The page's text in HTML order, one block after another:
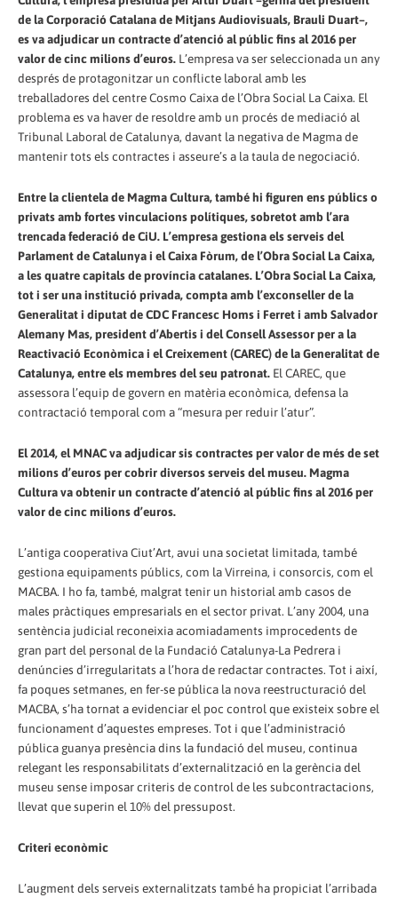
de la Corporació Catalana de Mitjans Audiovisuals, Brauli Duart–,
es va adjudicar un contracte d’atenció al públic fins al 2016 per
valor de cinc milions d’euros. L’empresa va ser seleccionada un any
després de protagonitzar un conflicte laboral amb les
treballadores del centre Cosmo Caixa de l’Obra Social La Caixa. El
problema es va haver de resoldre amb un procés de mediació al
Tribunal Laboral de Catalunya, davant la negativa de Magma de
mantenir tots els contractes i asseure’s a la taula de negociació.
Entre la clientela de Magma Cultura, també hi figuren ens públics o
privats amb fortes vinculacions polítiques, sobretot amb l’ara
trencada federació de CiU. L’empresa gestiona els serveis del
Parlament de Catalunya i el Caixa Fòrum, de l’Obra Social La Caixa,
a les quatre capitals de província catalanes. L’Obra Social La Caixa,
tot i ser una institució privada, compta amb l’exconseller de la
Generalitat i diputat de CDC Francesc Homs i Ferret i amb Salvador
Alemany Mas, president d’Abertis i del Consell Assessor per a la
Reactivació Econòmica i el Creixement (CAREC) de la Generalitat de
Catalunya, entre els membres del seu patronat. El CAREC, que
assessora l’equip de govern en matèria econòmica, defensa la
contractació temporal com a “mesura per reduir l’atur”.
El 2014, el MNAC va adjudicar sis contractes per valor de més de set
milions d’euros per cobrir diversos serveis del museu. Magma
Cultura va obtenir un contracte d’atenció al públic fins al 2016 per
valor de cinc milions d’euros.
L’antiga cooperativa Ciut’Art, avui una societat limitada, també
gestiona equipaments públics, com la Virreina, i consorcis, com el
MACBA. I ho fa, també, malgrat tenir un historial amb casos de
males pràctiques empresarials en el sector privat. L’any 2004, una
sentència judicial reconeixia acomiadaments improcedents de
gran part del personal de la Fundació Catalunya-La Pedrera i
denúncies d’irregularitats a l’hora de redactar contractes. Tot i així,
fa poques setmanes, en fer-se pública la nova reestructuració del
MACBA, s’ha tornat a evidenciar el poc control que existeix sobre el
funcionament d’aquestes empreses. Tot i que l’administració
pública guanya presència dins la fundació del museu, continua
relegant les responsabilitats d’externalització en la gerència del
museu sense imposar criteris de control de les subcontractacions,
llevat que superin el 10% del pressupost.
Criteri econòmic
L’augment dels serveis externalitzats també ha propiciat l’arribada